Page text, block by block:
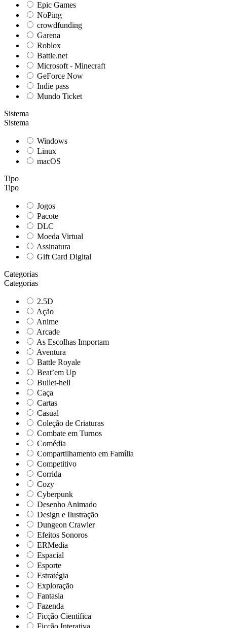
Epic Games
NoPing
crowdfunding
Garena
Roblox
Battle.net
Microsoft - Minecraft
GeForce Now
Indie pass
Mundo Ticket
Sistema
Sistema
Windows
Linux
macOS
Tipo
Tipo
Jogos
Pacote
DLC
Moeda Virtual
Assinatura
Gift Card Digital
Categorias
Categorias
2.5D
Ação
Anime
Arcade
As Escolhas Importam
Aventura
Battle Royale
Beat’em Up
Bullet-hell
Caça
Cartas
Casual
Coleção de Criaturas
Combate em Turnos
Comédia
Compartilhamento em Família
Competitivo
Corrida
Cozy
Cyberpunk
Desenho Animado
Design e Ilustração
Dungeon Crawler
Efeitos Sonoros
ERMedia
Espacial
Esporte
Estratégia
Exploração
Fantasia
Fazenda
Ficção Científica